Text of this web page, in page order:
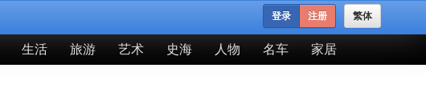
繁体
登录 注册
生活 旅游 艺术 史海 人物 名车 家居